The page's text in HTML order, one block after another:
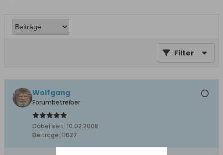
Filter
Wolfgang
Forumbetreiber
Dabei seit: 10.02.2008
Beiträge: 11627